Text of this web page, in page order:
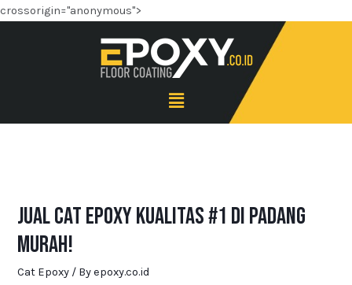
crossorigin="anonymous">
Jual Cat Epoxy Kualitas #1 di Padang
Murah!
Cat Epoxy / Byepoxy.co.id